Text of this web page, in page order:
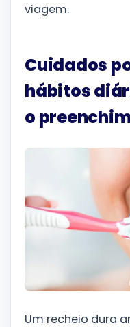
viagem.
Cuidados
hábitos
o
Um recheio dura